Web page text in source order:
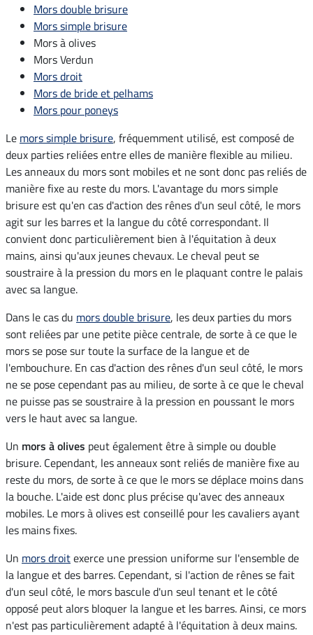
Mors double brisure
Mors simple brisure
Mors à olives
Mors Verdun
Mors droit
Mors de bride et pelhams
Mors pour poneys
Le mors simple brisure, fréquemment utilisé, est composé de
deux parties reliées entre elles de manière flexible au milieu.
Les anneaux du mors sont mobiles et ne sont donc pas reliés de
manière fixe au reste du mors. L'avantage du mors simple
brisure est qu'en cas d'action des rênes d'un seul côté, le mors
agit sur les barres et la langue du côté correspondant. Il
convient donc particulièrement bien à l'équitation à deux
mains, ainsi qu'aux jeunes chevaux. Le cheval peut se
soustraire à la pression du mors en le plaquant contre le palais
avec sa langue.
Dans le cas du mors double brisure, les deux parties du mors
sont reliées par une petite pièce centrale, de sorte à ce que le
mors se pose sur toute la surface de la langue et de
l'embouchure. En cas d'action des rênes d'un seul côté, le mors
ne se pose cependant pas au milieu, de sorte à ce que le cheval
ne puisse pas se soustraire à la pression en poussant le mors
vers le haut avec sa langue.
Un mors à olives peut également être à simple ou double
brisure. Cependant, les anneaux sont reliés de manière fixe au
reste du mors, de sorte à ce que le mors se déplace moins dans
la bouche. L'aide est donc plus précise qu'avec des anneaux
mobiles. Le mors à olives est conseillé pour les cavaliers ayant
les mains fixes.
Un mors droitexerce une pression uniforme sur l'ensemble de
la langue et des barres. Cependant, si l'action de rênes se fait
d'un seul côté, le mors bascule d'un seul tenant et le côté
opposé peut alors bloquer la langue et les barres. Ainsi, ce mors
n'est pas particulièrement adapté à l'équitation à deux mains.